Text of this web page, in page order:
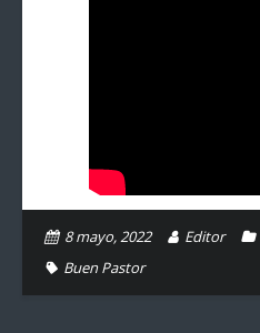
8 mayo, 2022 Editor
Buen Pastor